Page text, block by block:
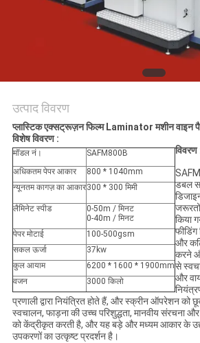
PRIVACY
उत्पाद विवरण
प्लास्टिक एक्सट्रूज़न फिल्म Laminator मशीन वाइन
विशेष विवरण :
मॉडल नं।
SAFM800B
अधिकतम पेपर आकार
800 * 1040mm
न्यूनतम कागज़ का आकार300 * 300 मिमी
लैमिनेट स्पीड
0-50m / मिनट
0-40m / मिनट
पेपर मोटाई
100-500gsm
सकल ऊर्जा
37kw
कुल आयाम
6200 * 1600 * 1900mm
वजन
3000 किलो
विवरण
डबल
किया
फीडिंग
और
करने
से
और
प्रणाली द्वारा नियंत्रित होते हैं, और स्क्रीन ऑपरेशन
स्वचालन, फाड़ना की उच्च परिशुद्धता, मानवीय संरचना
को केंद्रीकृत करती है, और यह बड़े और मध्यम आकार के
उपकरणों का उत्कृष्ट प्रदर्शन है।